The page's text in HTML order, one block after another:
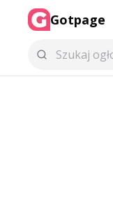
Gotpage